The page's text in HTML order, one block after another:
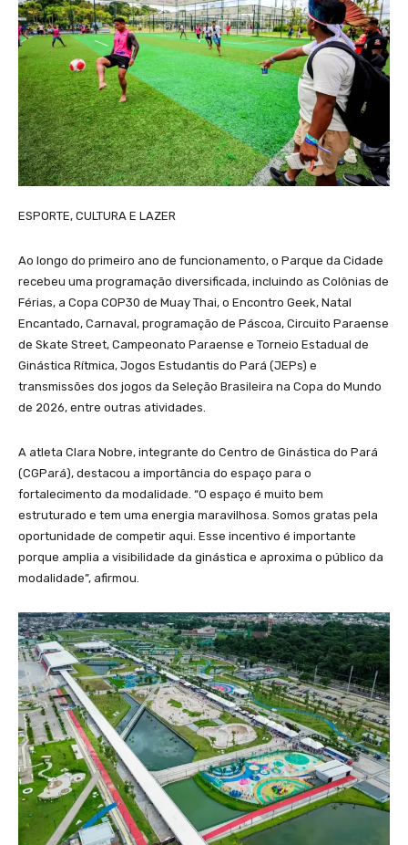
ESPORTE, CULTURA E LAZER
Ao longo do primeiro ano de funcionamento, o Parque da Cidade
recebeu uma programação diversificada, incluindo as Colônias de
Férias, a Copa COP30 de Muay Thai, o Encontro Geek, Natal
Encantado, Carnaval, programação de Páscoa, Circuito Paraense
de Skate Street, Campeonato Paraense e Torneio Estadual de
Ginástica Rítmica, Jogos Estudantis do Pará (JEPs) e
transmissões dos jogos da Seleção Brasileira na Copa do Mundo
de 2026, entre outras atividades.
A atleta Clara Nobre, integrante do Centro de Ginástica do Pará
(CGPará), destacou a importância do espaço para o
fortalecimento da modalidade. “O espaço é muito bem
estruturado e tem uma energia maravilhosa. Somos gratas pela
oportunidade de competir aqui. Esse incentivo é importante
porque amplia a visibilidade da ginástica e aproxima o público da
modalidade”, afirmou.